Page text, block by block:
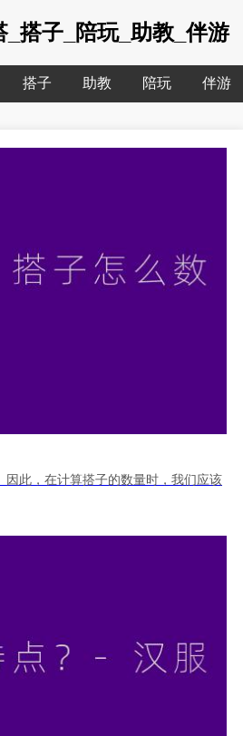
_搭子_陪玩_助教_伴游
搭子 助教 陪玩 伴游
此，在计算搭子的数量时，我们应该